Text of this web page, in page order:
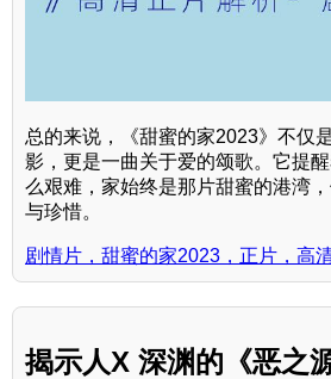
总的来说，《甜蜜的家2023》不仅
影，更是一曲关于爱的颂歌。它提
么艰难，家始终是那片甜蜜的港湾
与珍惜。
剧情片，甜蜜的家2023，正片，高
揭示人X 深渊的《恶之